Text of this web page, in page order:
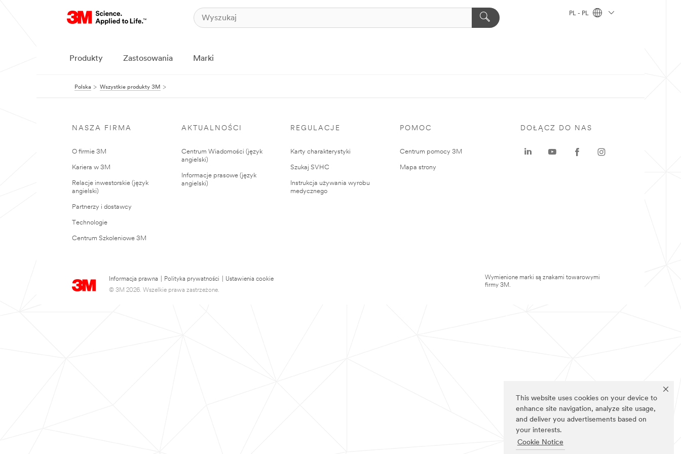
This website uses cookies on your device to
enhance site navigation, analyze site usage,
and deliver you advertisements based on
your interests.
Cookie Notice
PL - PL
Produkty Zastosowania Marki
Polska Wszystkie produkty 3M
NASZA FIRMA
O firmie 3M
Kariera w 3M
Relacje inwestorskie (język
angielski)
Partnerzy i dostawcy
Technologie
Centrum Szkoleniowe 3M
AKTUALNOŚCI
Centrum Wiadomości (język
angielski)
Informacje prasowe (język
angielski)
REGULACJE
Karty charakterystyki
Szukaj SVHC
Instrukcja używania wyrobu
medycznego
POMOC
Centrum pomocy 3M
Mapa strony
Informacja prawna Polityka prywatności
Ustawienia cookie
© 3M 2026. Wszelkie prawa zastrzeżone.
DOŁĄCZ DO NAS
Wymienione marki są znakami towarowymi
firmy 3M.